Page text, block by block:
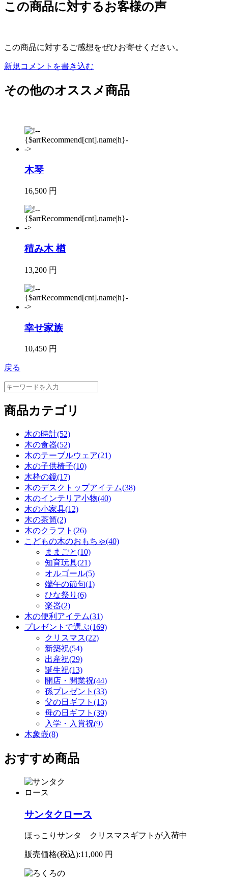
この商品に対するお客様の声
この商品に対するご感想をぜひお寄せください。
新規コメントを書き込む
その他のオススメ商品
木琴
16,500 円
積み木 楢
13,200 円
幸せ家族
10,450 円
戻る
商品カテゴリ
木の時計(52)
木の食器(52)
木のテーブルウェア(21)
木の子供椅子(10)
木枠の鏡(17)
木のデスクトップアイテム(38)
木のインテリア小物(40)
木の小家具(12)
木の茶筒(2)
木のクラフト(26)
こどもの木のおもちゃ(40)
ままごと(10)
知育玩具(21)
オルゴール(5)
端午の節句(1)
ひな祭り(6)
楽器(2)
木の便利アイテム(31)
プレゼントで選ぶ(169)
クリスマス(22)
新築祝(54)
出産祝(29)
誕生祝(13)
開店・開業祝(44)
孫プレゼント(33)
父の日ギフト(13)
母の日ギフト(39)
入学・入賞祝(9)
木象嵌(8)
おすすめ商品
サンタクロース
ほっこりサンタ クリスマスギフトが入荷中
販売価格(税込):11,000 円